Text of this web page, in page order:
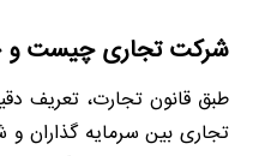
شرکت تجاری چیست و
طبق قانون تجارت، تعریف
تجاری بین سرمایه گذاران و